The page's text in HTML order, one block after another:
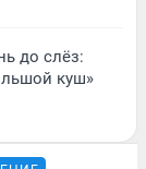
до слёз:
куш»